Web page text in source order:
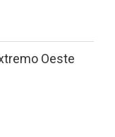
Oeste